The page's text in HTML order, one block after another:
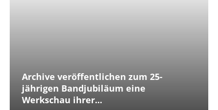
Archive veröffentlichen zum 25-
jährigen Bandjubiläum eine
Werkschau ihrer...